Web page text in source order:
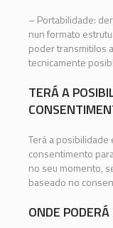
– Portabilidade:
nun formato
poder transmitilos
tecnicamente
TERÁ A
Terá a
consentimento
no seu momento,
baseado no
ONDE